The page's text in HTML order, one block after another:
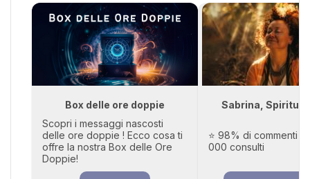
Box delle ore doppie
Scopri i messaggi nascosti
delle ore doppie ! Ecco cosa ti
offre la nostra Box delle Ore
Doppie!
Sabrina, Spiritual
⭐ 98% di commenti
000 consulti